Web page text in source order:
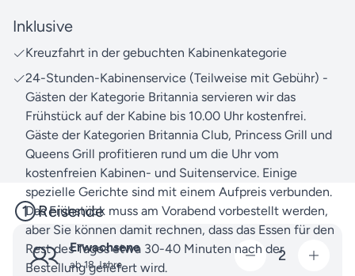
Nutzen Sie unsere
entdecken.
Wenn Sie Fragen zu dieser Reise oder unseren
weiteren Angeboten haben, zögern Sie nicht, uns
jederzeit zu kontaktieren
. Unser erfahrenes Team
aus Reiseexperten steht Ihnen gerne mit Rat und Tat
zur Seite.
Packen Sie Ihre Neugier ein und machen Sie sich
bereit für unvergessliche Erlebnisse - gemeinsam
schaffen wir Erinnerungen, die bleiben.
Inklusive
Kreuzfahrt in der gebuchten Kabinenkategorie
24-Stunden-Kabinenservice (Teilweise mit Gebühr) -
Gästen der Kategorie Britannia servieren wir das
Frühstück auf der Kabine bis 10.00 Uhr kostenfrei.
Gäste der Kategorien Britannia Club, Princess Grill und
Queens Grill profitieren rund um die Uhr vom
kostenfreien Kabinen- und Suitenservice. Einige
spezielle Gerichte sind mit einem Aufpreis verbunden.
Das Frühstück muss am Vorabend vorbestellt werden,
aber Sie können damit rechnen, dass das Essen für den
Rest des Tages etwa 30-40 Minuten nach der
Bestellung geliefert wird.
Reisende
Erwachsene
ab 18 Jahre
2